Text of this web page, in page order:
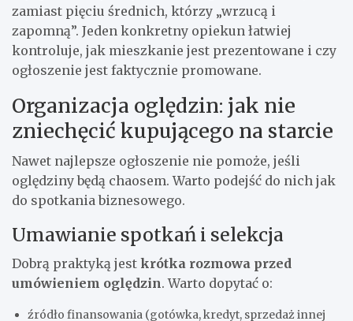
zamiast pięciu średnich, którzy „wrzucą i
zapomną”. Jeden konkretny opiekun łatwiej
kontroluje, jak mieszkanie jest prezentowane i czy
ogłoszenie jest faktycznie promowane.
Organizacja oględzin: jak nie
zniechęcić kupującego na starcie
Nawet najlepsze ogłoszenie nie pomoże, jeśli
oględziny będą chaosem. Warto podejść do nich jak
do spotkania biznesowego.
Umawianie spotkań i selekcja
Dobrą praktyką jest krótka rozmowa przed
umówieniem oględzin. Warto dopytać o:
źródło finansowania (gotówka, kredyt, sprzedaż innej